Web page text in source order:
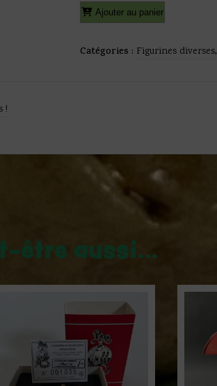
quantité
de
-
Ajouter au panier
Catégories : Figurines diverses,
!
être aussi…